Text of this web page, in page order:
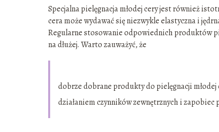
Specjalna pielęgnacja młodej cery jest również
cera może wydawać się niezwykle elastyczna i
Regularne stosowanie odpowiednich produktów
na dłużej. Warto zauważyć, że
dobrze dobrane produkty do pielęgnacji
działaniem czynników zewnętrznych i